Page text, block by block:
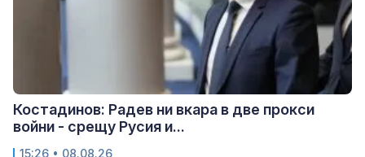
Костадинов: Радев ни вкара в две прокси
войни - срещу Русия и...
15:26 • 08.08.26